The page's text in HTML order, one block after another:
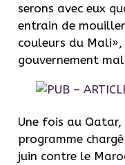
serons avec eux
entrain de
couleurs du
gouvernement
Une fois au
programme
juin contre le